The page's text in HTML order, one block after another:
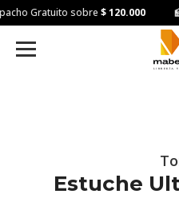
Gratuito sobre$ 120.000
Estuche